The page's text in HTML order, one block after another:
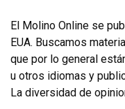
El Molino Online se
EUA. Buscamos
que por lo general
u otros idiomas y
La diversidad de